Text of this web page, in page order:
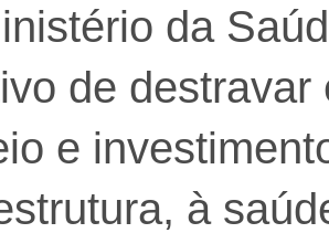
da
de destravar
e
à